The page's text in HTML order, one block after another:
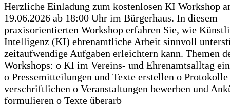
Herzliche Einladung zum kostenlosen KI Workshop
19.06.2026 ab 18:00 Uhr im Bürgerhaus. In diesem
praxisorientierten Workshop erfahren Sie, wie
Intelligenz (KI) ehrenamtliche Arbeit sinnvoll
zeitaufwendige Aufgaben erleichtern kann. Themen
Workshops: o KI im Vereins- und Ehrenamtsalltag
o Pressemitteilungen und Texte erstellen o
verschriftlichen o Veranstaltungen bewerben und
formulieren o Texte überarb